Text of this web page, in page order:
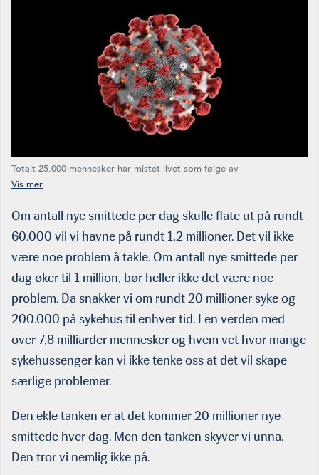
Totalt 25.000 mennesker har mistet livet som følge av
koronapandemien på verdensbasis, ifølge nyhetsbyrået AFP torsdag
Om antall nye smittede per dag skulle flate ut på rundt
60.000 vil vi havne på rundt 1,2 millioner. Det vil ikke
være noe problem å takle. Om antall nye smittede per
dag øker til 1 mil­lion, bør heller ikke det være noe
problem. Da snakker vi om rundt 20 millioner syke og
200.000 på sykehus til enhver tid. I en verden med
over 7,8 milliarder mennesker og hvem vet hvor mange
sykehussenger kan vi ikke tenke oss at det vil skape
særlige problemer.
Den ekle tanken er at det kommer 20 millioner nye
smittede hver dag. Men den tanken skyver vi unna.
Den tror vi nemlig ikke på.